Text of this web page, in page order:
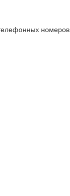
номеров